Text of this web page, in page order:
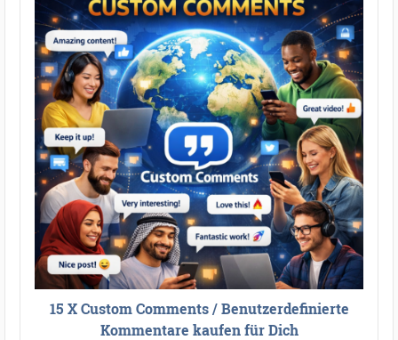
15 X Custom Comments / Benutzerdefinierte
Kommentare kaufen für Dich